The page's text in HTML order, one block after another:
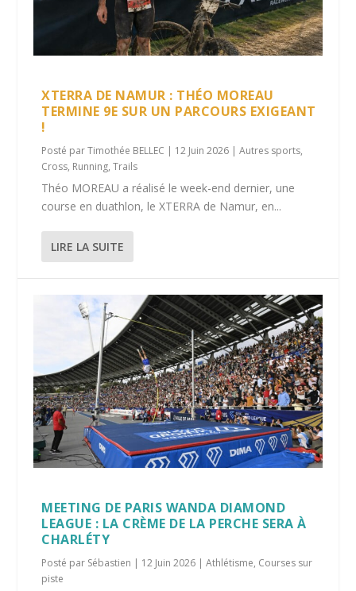
XTERRA DE NAMUR : THÉO MOREAU
TERMINE 9E SUR UN PARCOURS EXIGEANT
!
Posté parTimothée BELLEC | 12 Juin 2026 |Autres sports,
Cross, Running,Trails
Théo MOREAU a réalisé le week-end dernier, une
course en duathlon, le XTERRA de Namur, en...
LIRE LA SUITE
MEETING DE PARIS WANDA DIAMOND
LEAGUE : LA CRÈME DE LA PERCHE SERA À
CHARLÉTY
Posté par Sébastien | 12 Juin 2026 |Athlétisme, Courses sur
piste